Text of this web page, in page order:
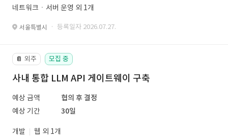
네트워크ㆍ서버 운영 외 1개
서울특별시 · 등록일자 2026.07.27.
📔 외주 모집 중
사내 통합 LLM API 게이트웨이 구축
예상 금액
협의 후 결정
예상 기간
30일
개발
웹 외 1개